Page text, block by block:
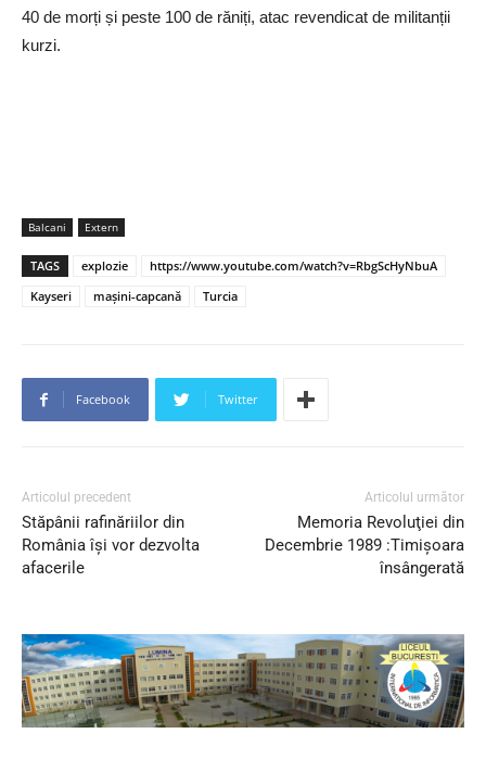
40 de morți și peste 100 de răniți, atac revendicat de militanții
kurzi.
Balcani Extern
TAGS explozie
https://www.youtube.com/watch?v=RbgScHyNbuA
Kayseri
mașini-capcană Turcia
Facebook Twitter
Articolul precedent
Stăpânii rafinăriilor din
România îşi vor dezvolta
afacerile
Articolul următor
Memoria Revoluţiei din
Decembrie 1989 :Timişoara
însângerată